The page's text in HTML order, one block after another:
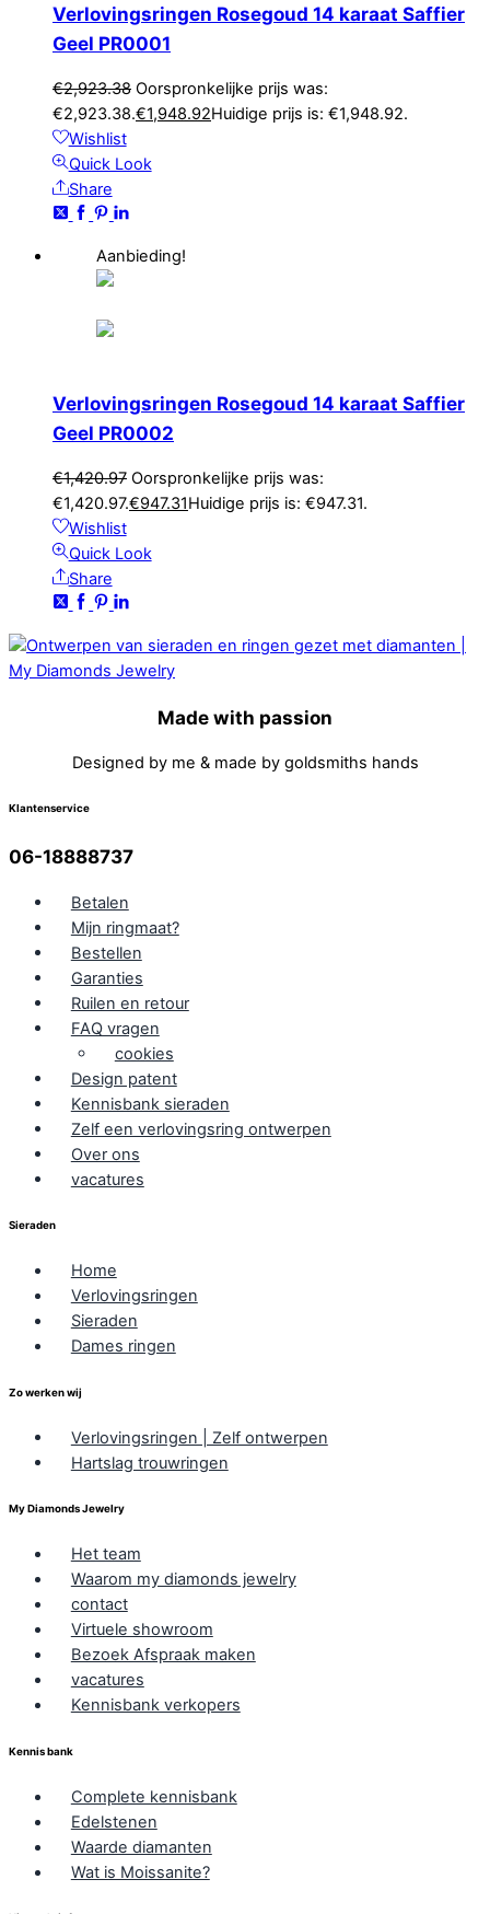
Verlovingsringen Rosegoud 14 karaat Saffier
Geel PR0001
€2,923.38 Oorspronkelijke prijs was:
€2,923.38.€1,948.92Huidige prijs is: €1,948.92.
Wishlist
Quick Look
Share
Aanbieding!
Verlovingsringen Rosegoud 14 karaat Saffier
Geel PR0002
€1,420.97 Oorspronkelijke prijs was:
€1,420.97.€947.31Huidige prijs is: €947.31.
Wishlist
Quick Look
Share
Made with passion
Designed by me & made by goldsmiths hands
Klantenservice
06-18888737
Betalen
Mijn ringmaat?
Bestellen
Garanties
Ruilen en retour
FAQ vragen
cookies
Design patent
Kennisbank sieraden
Zelf een verlovingsring ontwerpen
Over ons
vacatures
Sieraden
Home
Verlovingsringen
Sieraden
Dames ringen
Zo werken wij
Verlovingsringen | Zelf ontwerpen
Hartslag trouwringen
My Diamonds Jewelry
Het team
Waarom my diamonds jewelry
contact
Virtuele showroom
Bezoek Afspraak maken
vacatures
Kennisbank verkopers
Kennis bank
Complete kennisbank
Edelstenen
Waarde diamanten
Wat is Moissanite?